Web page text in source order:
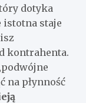
dotyka
istotna staje
kontrahenta.
na płynność